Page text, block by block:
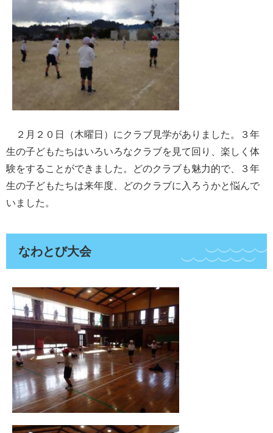
２月２０日（木曜日）にクラブ見学がありました。３年
生の子どもたちはいろいろなクラブを見て回り、楽しく体
験をすることができました。どのクラブも魅力的で、３年
生の子どもたちは来年度、どのクラブに入ろうかと悩んで
いました。
なわとび大会